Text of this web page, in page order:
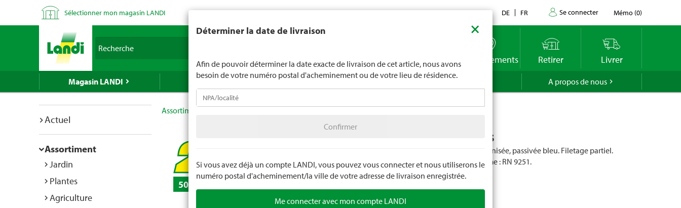
Sélectionner mon magasin LANDI Contact DE FR Se connecter Mémo (0)
LANDI Météo Emplacements Retirer Livrer
Magasin LANDI A propos de nous
Actuel
Assortiment
Jardin
Plantes
Agriculture
Assortiment
50 pièces
Vis cons. bois
Tête plate conique. Galvanisée, passivée bleu. Filetage partiel.
Entraînement : Torx. Norme : RN 9251.
Numéro d'article80214
Déterminer la date de livraison ×
Afin de pouvoir déterminer la date exacte de livraison de cet article, nous avons
besoin de votre numéro postal d'acheminement ou de votre lieu de résidence.
Confirmer
Si vous avez déjà un compte LANDI, vous pouvez vous connecter et nous utiliserons le
numéro postal d'acheminement/la ville de votre adresse de livraison enregistrée.
Me connecter avec mon compte LANDI
LANDI ne vend généralement pas d'alcool aux jeunes de moins de 16 ans. La limite